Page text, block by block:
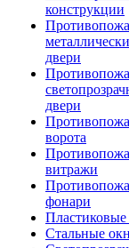
конструкции
двери
двери
ворота
витражи
фонари
Пластиковые
Стальные